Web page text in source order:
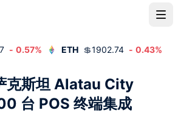
- 0.57% ETH 💲1902.74 - 0.43%
克斯坦 Alatau City
台 POS 终端集成